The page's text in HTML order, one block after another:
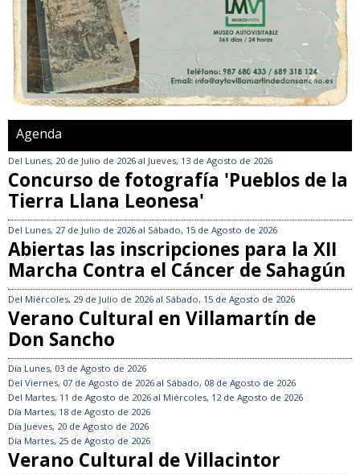
Agenda
Del Lunes, 20 de Julio de 2026 al Jueves, 13 de Agosto de 2026
Concurso de fotografía 'Pueblos de la
Tierra Llana Leonesa'
Del Lunes, 27 de Julio de 2026 al Sábado, 15 de Agosto de 2026
Abiertas las inscripciones para la XII
Marcha Contra el Cáncer de Sahagún
Del Miércoles, 29 de Julio de 2026 al Sábado, 15 de Agosto de 2026
Verano Cultural en Villamartín de
Don Sancho
Día Lunes, 03 de Agosto de 2026
Del Viernes, 07 de Agosto de 2026 al Sábado, 08 de Agosto de 2026
Del Martes, 11 de Agosto de 2026 al Miércoles, 12 de Agosto de 2026
Día Martes, 18 de Agosto de 2026
Día Jueves, 20 de Agosto de 2026
Día Martes, 25 de Agosto de 2026
Verano Cultural de Villacintor